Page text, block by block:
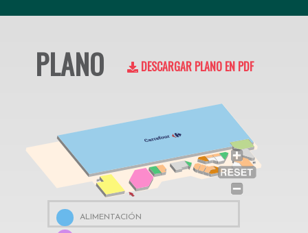
PLANO DESCARGAR PLANO EN PDF
ALIMENTACIÓN